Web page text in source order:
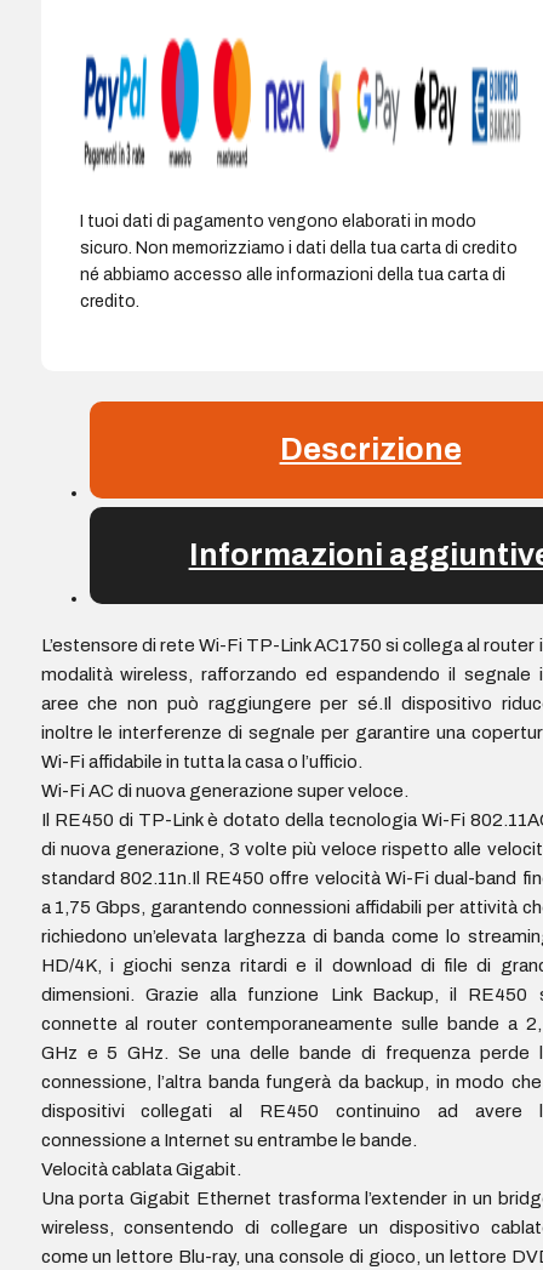
1300Mbps
Indicatore
I tuoi dati di pagamento vengono elaborati in modo
sicuro. Non memorizziamo i dati della tua carta di credito
né abbiamo accesso alle informazioni della tua carta di
credito.
Descrizione
Informazioni
L’estensore di rete Wi-Fi TP-Link AC1750 si collega al router
modalità wireless, rafforzando ed espandendo il segnale
aree che non può raggiungere per sé.Il dispositivo
inoltre le interferenze di segnale per garantire una
Wi-Fi affidabile in tutta la casa o l’ufficio.
Wi-Fi AC di nuova generazione super veloce.
Il RE450 di TP-Link è dotato della tecnologia Wi-Fi
di nuova generazione, 3 volte più veloce rispetto alle
standard 802.11n.Il RE450 offre velocità Wi-Fi dual-band
a 1,75 Gbps, garantendo connessioni affidabili per attività
richiedono un’elevata larghezza di banda come lo
HD/4K, i giochi senza ritardi e il download di file di
dimensioni. Grazie alla funzione Link Backup, il RE450
connette al router contemporaneamente sulle bande a
GHz e 5 GHz. Se una delle bande di frequenza perde
connessione, l’altra banda fungerà da backup, in modo
dispositivi collegati al RE450 continuino ad avere
connessione a Internet su entrambe le bande.
Velocità cablata Gigabit.
Una porta Gigabit Ethernet trasforma l’extender in un
wireless, consentendo di collegare un dispositivo
come un lettore Blu-ray, una console di gioco, un lettore